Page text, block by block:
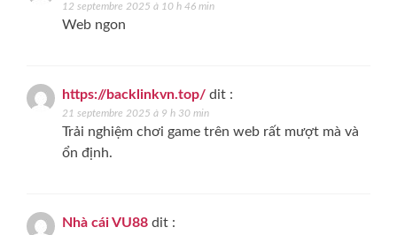
12 septembre 2025 à 10 h 46 min
Web ngon
https://backlinkvn.top/ dit :
21 septembre 2025 à 9 h 30 min
Trải nghiệm chơi game trên web rất mượt mà và
ổn định.
Nhà cái VU88 dit :